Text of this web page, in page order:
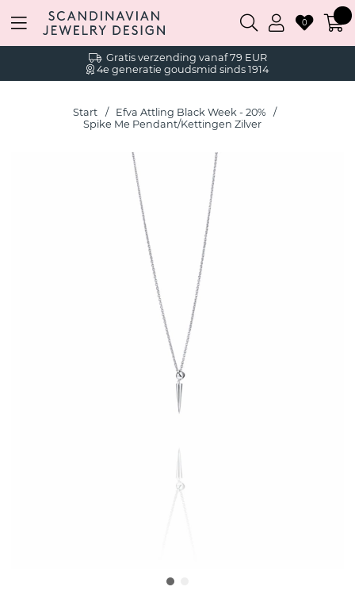
Gratis verzending vanaf 79 EUR
4e generatie goudsmid sinds 1914
0
Start
Efva Attling Black Week - 20%
Spike Me Pendant/Kettingen Zilver